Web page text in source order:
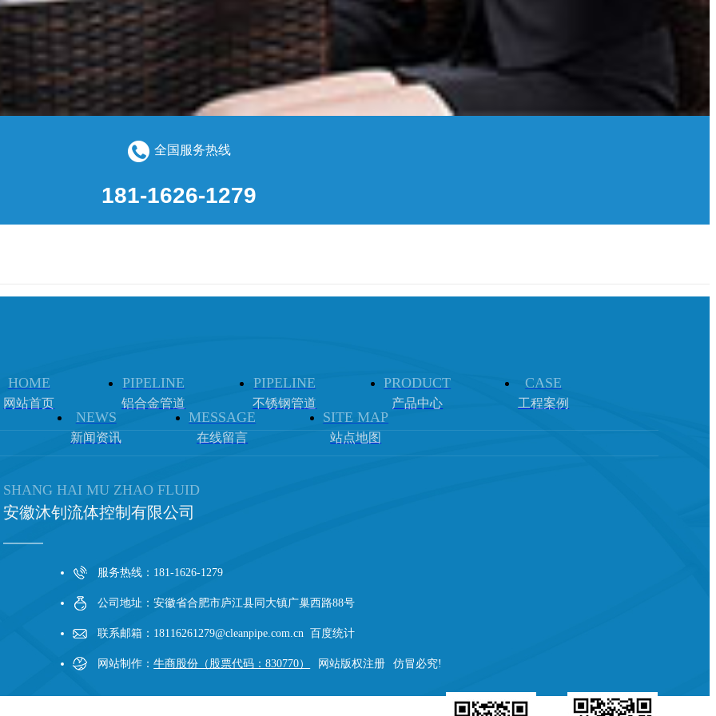
全国服务热线
181-1626-1279
HOME
网站首页
PIPELINE
铝合金管道
PIPELINE
不锈钢管道
PRODUCT
产品中心
CASE
工程案例
NEWS
新闻资讯
MESSAGE
在线留言
SITE MAP
站点地图
SHANG HAI MU ZHAO FLUID
安徽沐钊流体控制有限公司
服务热线：181-1626-1279
公司地址：安徽省合肥市庐江县同大镇广巢西路88号
联系邮箱：18116261279@cleanpipe.com.cn 百度统计
网站制作：牛商股份（股票代码：830770） 网站版权注册 仿冒必究!